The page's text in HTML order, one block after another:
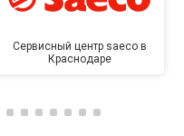
Сервисный центр saeco в
Краснодаре